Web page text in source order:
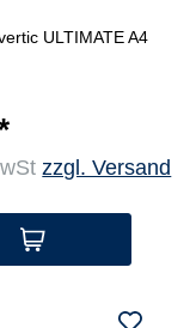
ULTIMATE A4
zzgl. Versand